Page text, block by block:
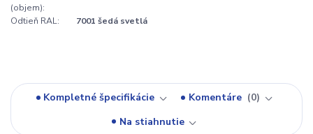
(objem):
Odtieň RAL: 7001 šedá svetlá
Kompletné špecifikácie Komentáre
0
Na stiahnutie